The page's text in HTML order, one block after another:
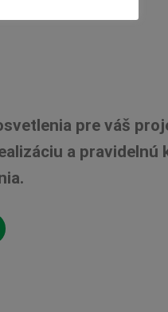
pre váš
a pravidelnú